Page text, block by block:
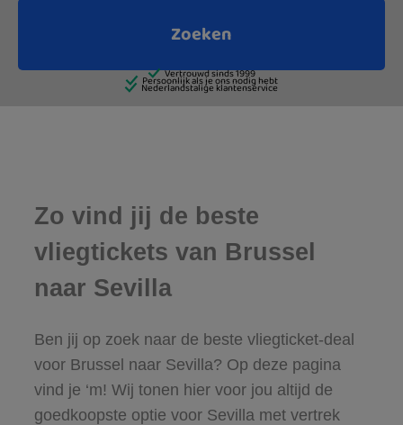
Zo vind jij de beste
vliegtickets van Brussel
naar Sevilla
Ben jij op zoek naar de beste vliegticket-deal
voor Brussel naar Sevilla? Op deze pagina
vind je ‘m! Wij tonen hier voor jou altijd de
goedkoopste optie voor Sevilla met vertrek